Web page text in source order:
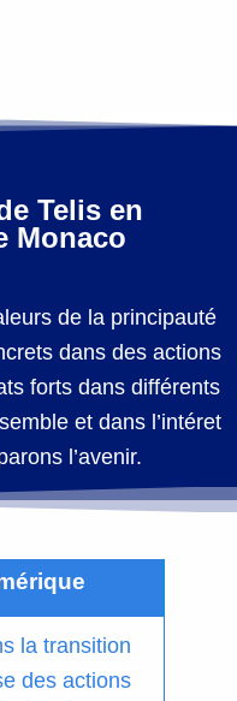
Telis en
Monaco
de la principauté
dans des actions
forts dans différents
et dans l’intéret
l’avenir.
la transition
des actions